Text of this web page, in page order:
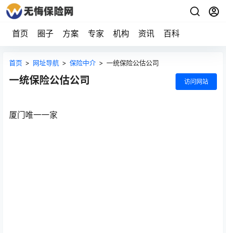
首页 圈子 方案 专家 机构 资讯 百科
首页 > 网址导航 > 保险中介 > 一统保险公估公司
一统保险公估公司 访问网站
厦门唯一一家